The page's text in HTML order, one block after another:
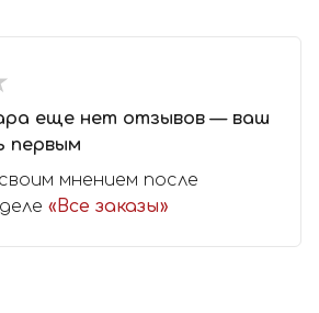
еще нет отзывов — ваш
первым
мнением после
«Все заказы»